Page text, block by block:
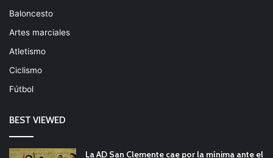
Baloncesto
Artes marciales
Atletismo
Ciclismo
Fútbol
BEST VIEWED
La AD San Clemente cae por la mínima ante el